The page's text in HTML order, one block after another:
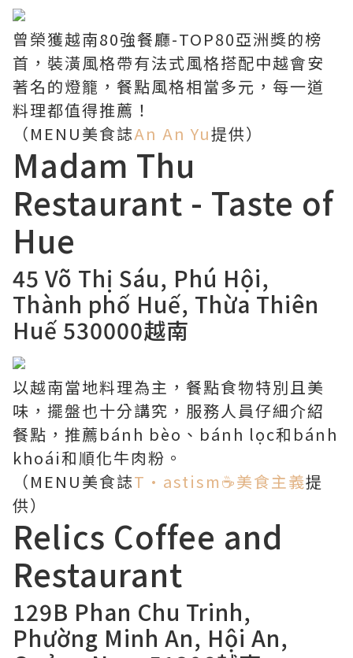
曾榮獲越南80強餐廳-TOP80亞洲獎的榜
首，裝潢風格帶有法式風格搭配中越會安
著名的燈籠，餐點風格相當多元，每一道
料理都值得推薦！
（MENU美食誌An An Yu提供）
Madam Thu
Restaurant - Taste of
Hue
45 Võ Thị Sáu, Phú Hội,
Thành phố Huế, Thừa Thiên
Huế 530000越南
以越南當地料理為主，餐點食物特別且美
味，擺盤也十分講究，服務人員仔細介紹
餐點，推薦bánh bèo、bánh lọc和bánh
khoái和順化牛肉粉。
（MENU美食誌T·astism☕️美食主義提
供）
Relics Coffee and
Restaurant
129B Phan Chu Trinh,
Phường Minh An, Hội An,